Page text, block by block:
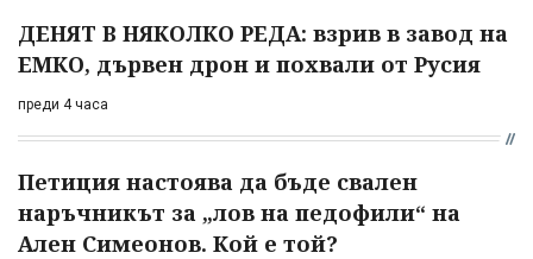
ДЕНЯТ В НЯКОЛКО РЕДА: взрив в завод на
ЕМКО, дървен дрон и похвали от Русия
преди 4 часа
Петиция настоява да бъде свален
наръчникът за „лов на педофили“ на
Ален Симеонов. Кой е той?